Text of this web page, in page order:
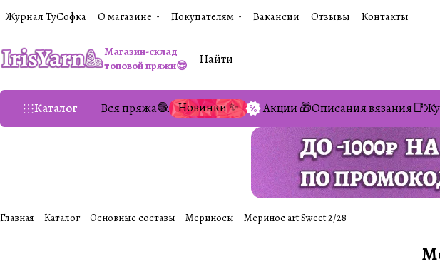
Журнал ТуСофка О магазине Покупателям Вакансии Отзывы Контакты
Магазин-склад
топовой пряжи😎
Каталог Вся пряжа🧶 Новинки ✨ Акции 🎁Описания вязания📑
Главная Каталог Основные составы Мериносы Меринос art Sweet 2/28